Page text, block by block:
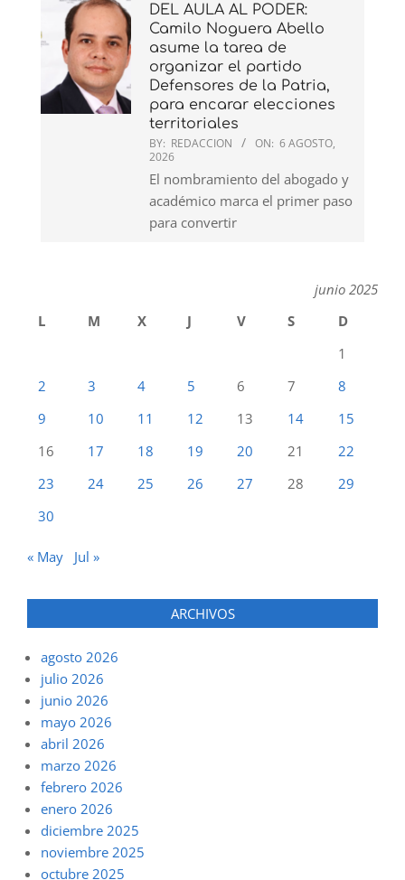
DEL AULA AL PODER:
Camilo Noguera Abello
asume la tarea de
organizar el partido
Defensores de la Patria,
para encarar elecciones
territoriales
BY: REDACCION ON: 6 AGOSTO,
2026
El nombramiento del abogado y
académico marca el primer paso
para convertir
junio 2025
L
M X J V S
D
1
2
3 4 5 6 7
8
9
10 11 12 13 14
15
16
17 18 19 20 21
22
23
24 25 26 27 28
29
30
« May Jul »
ARCHIVOS
agosto 2026
julio 2026
junio 2026
mayo 2026
abril 2026
marzo 2026
febrero 2026
enero 2026
diciembre 2025
noviembre 2025
octubre 2025